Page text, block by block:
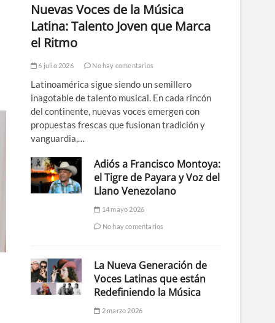
Nuevas Voces de la Música
Latina: Talento Joven que Marca
el Ritmo
6 julio 2026 No hay comentarios
Latinoamérica sigue siendo un semillero
inagotable de talento musical. En cada rincón
del continente, nuevas voces emergen con
propuestas frescas que fusionan tradición y
vanguardia,…
Adiós a Francisco Montoya:
el Tigre de Payara y Voz del
Llano Venezolano
14 mayo 2026
No hay comentarios
La Nueva Generación de
Voces Latinas que están
Redefiniendo la Música
2 marzo 2026